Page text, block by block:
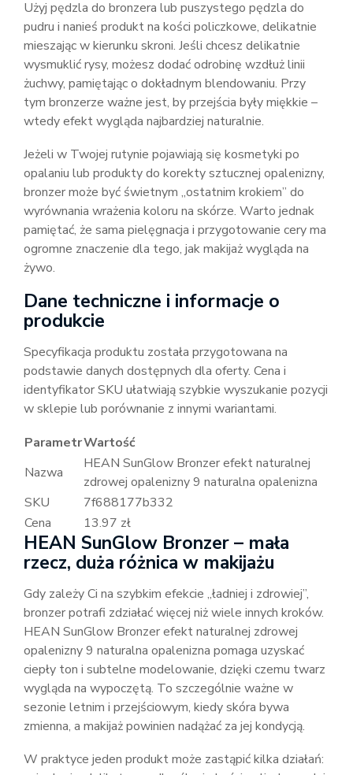
Użyj pędzla do bronzera lub puszystego pędzla do
pudru i nanieś produkt na kości policzkowe, delikatnie
mieszając w kierunku skroni. Jeśli chcesz delikatnie
wysmuklić rysy, możesz dodać odrobinę wzdłuż linii
żuchwy, pamiętając o dokładnym blendowaniu. Przy
tym bronzerze ważne jest, by przejścia były miękkie –
wtedy efekt wygląda najbardziej naturalnie.
Jeżeli w Twojej rutynie pojawiają się kosmetyki po
opalaniu lub produkty do korekty sztucznej opalenizny,
bronzer może być świetnym „ostatnim krokiem” do
wyrównania wrażenia koloru na skórze. Warto jednak
pamiętać, że sama pielęgnacja i przygotowanie cery ma
ogromne znaczenie dla tego, jak makijaż wygląda na
żywo.
Dane techniczne i informacje o
produkcie
Specyfikacja produktu została przygotowana na
podstawie danych dostępnych dla oferty. Cena i
identyfikator SKU ułatwiają szybkie wyszukanie pozycji
w sklepie lub porównanie z innymi wariantami.
ParametrWartość
Nazwa
HEAN SunGlow Bronzer efekt naturalnej
zdrowej opalenizny 9 naturalna opalenizna
SKU
7f688177b332
Cena
13.97 zł
HEAN SunGlow Bronzer – mała
rzecz, duża różnica w makijażu
Gdy zależy Ci na szybkim efekcie „ładniej i zdrowiej”,
bronzer potrafi zdziałać więcej niż wiele innych kroków.
HEAN SunGlow Bronzer efekt naturalnej zdrowej
opalenizny 9 naturalna opalenizna pomaga uzyskać
ciepły ton i subtelne modelowanie, dzięki czemu twarz
wygląda na wypoczętą. To szczególnie ważne w
sezonie letnim i przejściowym, kiedy skóra bywa
zmienna, a makijaż powinien nadążać za jej kondycją.
W praktyce jeden produkt może zastąpić kilka działań: